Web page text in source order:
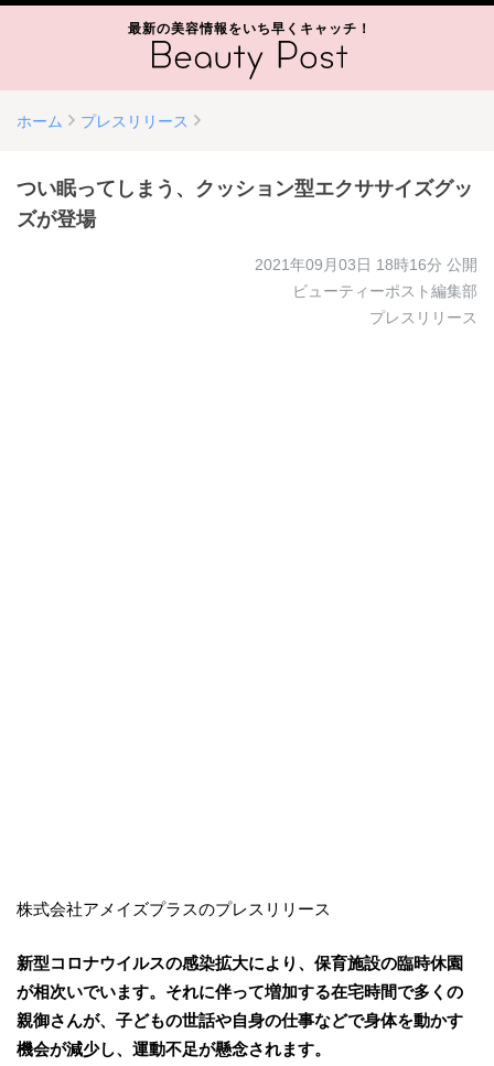
最新の美容情報をいち早くキャッチ！
ホーム プレスリリース
つい眠ってしまう、クッション型エクササイズグッ
ズが登場
2021年09月03日 18時16分 公開
ビューティーポスト編集部
プレスリリース
株式会社アメイズプラスのプレスリリース
新型コロナウイルスの感染拡大により、保育施設の臨時休園
が相次いでいます。それに伴って増加する在宅時間で多くの
親御さんが、子どもの世話や自身の仕事などで身体を動かす
機会が減少し、運動不足が懸念されます。